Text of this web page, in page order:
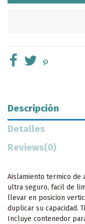
Descripción
Detalles
Reviews(0)
Aislamiento termico de
ultra seguro, facil de
llevar en posicion
duplicar su capacidad.
Incluye contenedor